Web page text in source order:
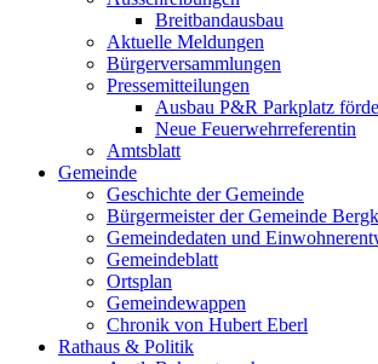
Breitbandausbau
Aktuelle Meldungen
Bürgerversammlungen
Pressemitteilungen
Ausbau P&R Parkplatz
Neue Feuerwehrreferentin
Amtsblatt
Gemeinde
Geschichte der Gemeinde
Bürgermeister der Gemeinde
Gemeindedaten und
Gemeindeblatt
Ortsplan
Gemeindewappen
Chronik von Hubert Eberl
Rathaus & Politik